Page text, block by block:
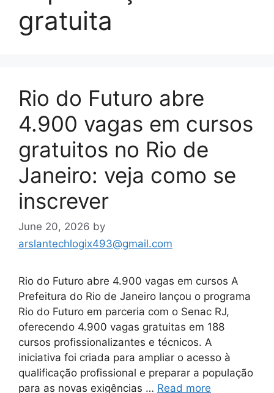
gratuita
Rio do Futuro abre
4.900 vagas em cursos
gratuitos no Rio de
Janeiro: veja como se
inscrever
June 20, 2026 by
arslantechlogix493@gmail.com
Rio do Futuro abre 4.900 vagas em cursos A
Prefeitura do Rio de Janeiro lançou o programa
Rio do Futuro em parceria com o Senac RJ,
oferecendo 4.900 vagas gratuitas em 188
cursos profissionalizantes e técnicos. A
iniciativa foi criada para ampliar o acesso à
qualificação profissional e preparar a população
para as novas exigências … Read more